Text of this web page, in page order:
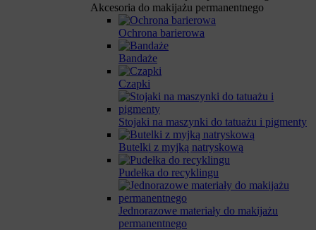
Akcesoria do makijażu permanentnego
Ochrona barierowa
Bandaże
Czapki
Stojaki na maszynki do tatuażu i pigmenty
Butelki z myjką natryskową
Pudełka do recyklingu
Jednorazowe materiały do makijażu
permanentnego